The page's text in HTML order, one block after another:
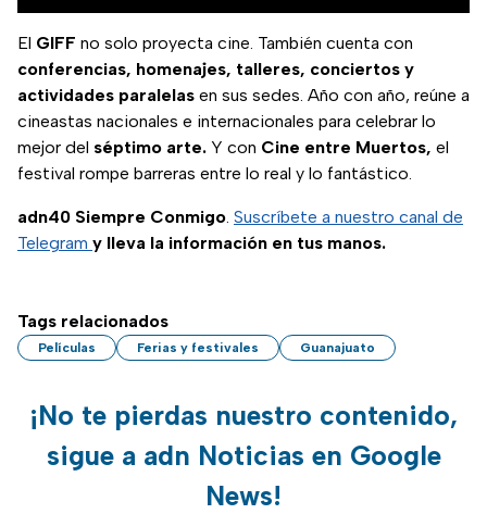
El GIFF no solo proyecta cine. También cuenta con
conferencias, homenajes, talleres, conciertos y
actividades paralelas en sus sedes. Año con año, reúne a
cineastas nacionales e internacionales para celebrar lo
mejor del séptimo arte. Y con Cine entre Muertos, el
festival rompe barreras entre lo real y lo fantástico.
adn40 Siempre Conmigo. Suscríbete a nuestro canal de
Telegram y lleva la información en tus manos.
Tags relacionados
Películas Ferias y festivales Guanajuato
¡No te pierdas nuestro contenido,
sigue a adn Noticias en Google
News!